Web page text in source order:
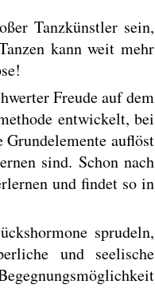
Tanzkünstler sein,
kann weit mehr
Freude auf dem
entwickelt, bei
auflöst
sind. Schon nach
und findet so in
sprudeln,
und seelische